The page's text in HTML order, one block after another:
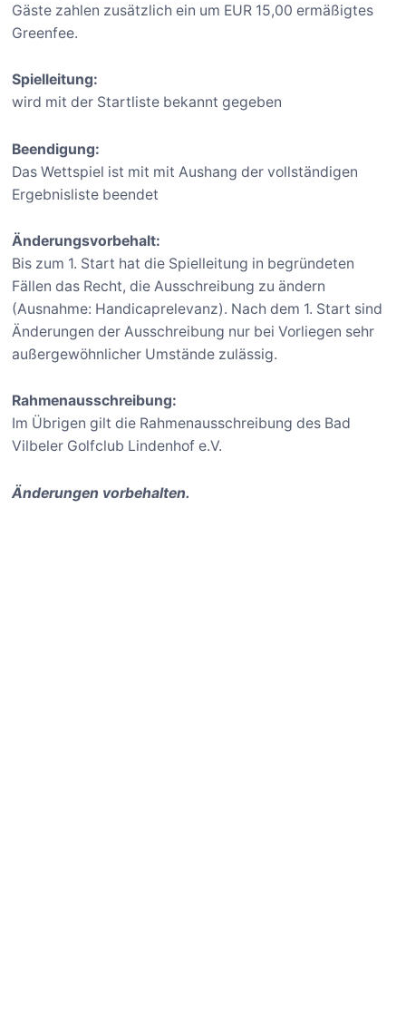
Gäste zahlen zusätzlich ein um EUR 15,00 ermäßigtes
Greenfee.
Spielleitung:
wird mit der Startliste bekannt gegeben
Beendigung:
Das Wettspiel ist mit mit Aushang der vollständigen
Ergebnisliste beendet
Änderungsvorbehalt:
Bis zum 1. Start hat die Spielleitung in begründeten
Fällen das Recht, die Ausschreibung zu ändern
(Ausnahme: Handicaprelevanz). Nach dem 1. Start sind
Änderungen der Ausschreibung nur bei Vorliegen sehr
außergewöhnlicher Umstände zulässig.
Rahmenausschreibung:
Im Übrigen gilt die Rahmenausschreibung des Bad
Vilbeler Golfclub Lindenhof e.V.
Änderungen vorbehalten.